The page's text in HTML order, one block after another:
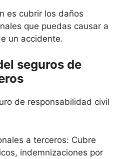
es cubrir los daños
que puedas causar a
un accidente.
seguros de
de responsabilidad civil
a terceros: Cubre
indemnizaciones por